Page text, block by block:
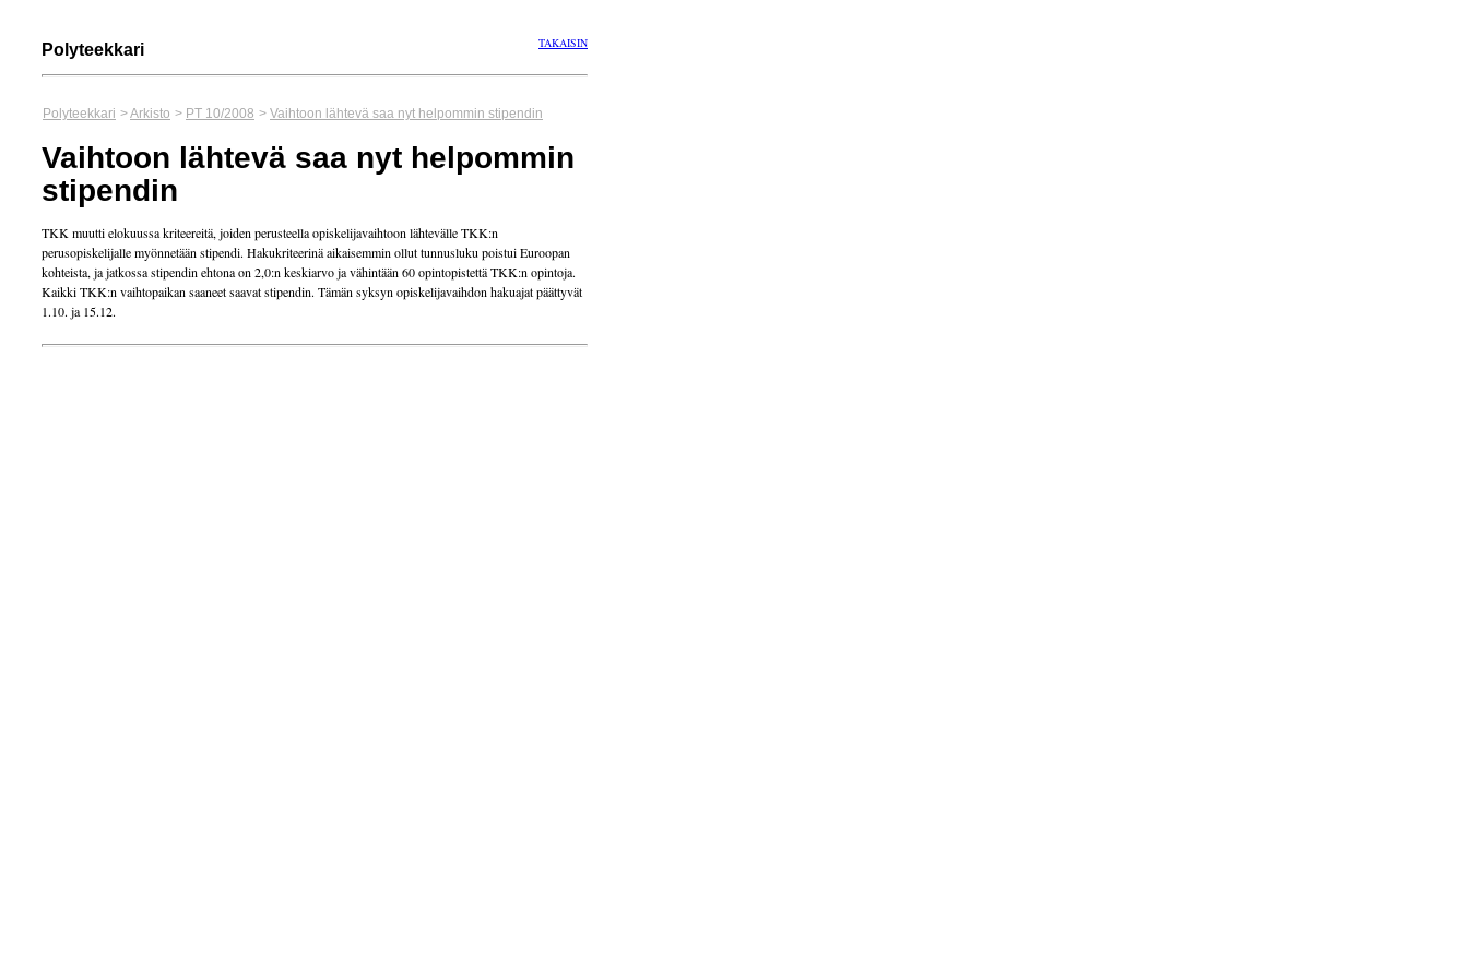
Polyteekkari TAKAISIN
Polyteekkari >Arkisto > PT 10/2008 > Vaihtoon lähtevä saa nyt helpommin stipendin
Vaihtoon lähtevä saa nyt helpommin
stipendin
TKK muutti elokuussa kriteereitä, joiden perusteella opiskelijavaihtoon lähtevälle TKK:n
perusopiskelijalle myönnetään stipendi. Hakukriteerinä aikaisemmin ollut tunnusluku poistui Euroopan
kohteista, ja jatkossa stipendin ehtona on 2,0:n keskiarvo ja vähintään 60 opintopistettä TKK:n opintoja.
Kaikki TKK:n vaihtopaikan saaneet saavat stipendin. Tämän syksyn opiskelijavaihdon hakuajat päättyvät
1.10. ja 15.12.